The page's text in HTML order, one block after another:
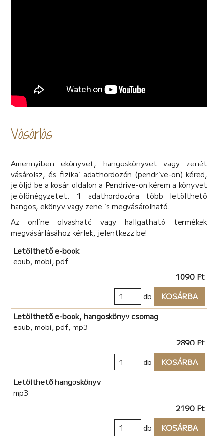
Vásárlás
Amennyiben ekönyvet, hangoskönyvet vagy zenét
vásárolsz, és fizikai adathordozón (pendrive-on) kéred,
jelöljd be a kosár oldalon a Pendrive-on kérem a könyvet
jelölőnégyzetet. 1 adathordozóra több letölthető
hangos, ekönyv vagy zene is megvásárolható.
Az online olvasható vagy hallgatható termékek
megvásárlásához kérlek, jelentkezz be!
Letölthető e-book
epub, mobi, pdf
1090 Ft
db
KOSÁRBA
Letölthető e-book, hangoskönyv csomag
epub, mobi, pdf, mp3
2890 Ft
db
KOSÁRBA
Letölthető hangoskönyv
mp3
2190 Ft
db
KOSÁRBA